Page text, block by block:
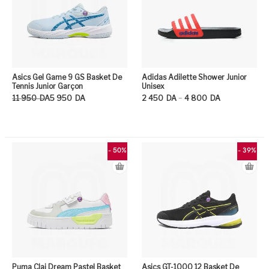
Asics Gel Game 9 GS Basket De
Tennis Junior Garçon
11 950 DA
Le prix initial était : 11 950DA.
5 950 DA
Le prix actuel est : 5 950DA.
Adidas Adilette Shower Junior
Unisex
2 450 DA – 4 800 DA
Plage de prix : 2 450DA à 4 800DA
- 50%
Puma Clai Dream Pastel Basket
- 39%
Asics GT-1000 12 Basket De